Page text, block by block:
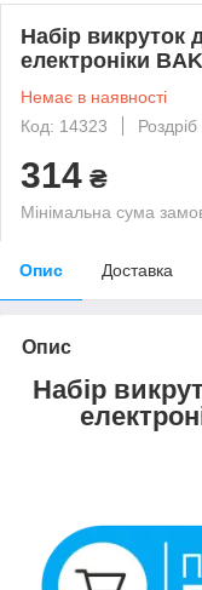
Набір викруток
електроніки
Немає в наявності
Код: 14323
Роздріб
314 ₴
Мінімальна сума
Опис Доставка
Опис
Набір